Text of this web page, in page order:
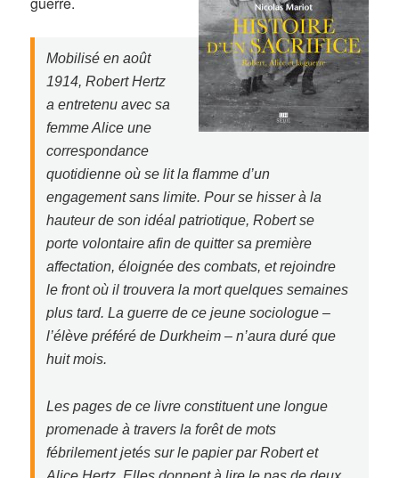
Mobilisé en août
1914, Robert Hertz
a entretenu avec sa
femme Alice une
correspondance
quotidienne où se lit la flamme d’un
engagement sans limite. Pour se hisser à la
hauteur de son idéal patriotique, Robert se
porte volontaire afin de quitter sa première
affectation, éloignée des combats, et rejoindre
le front où il trouvera la mort quelques semaines
plus tard. La guerre de ce jeune sociologue –
l’élève préféré de Durkheim – n’aura duré que
huit mois.
Les pages de ce livre constituent une longue
promenade à travers la forêt de mots
fébrilement jetés sur le papier par Robert et